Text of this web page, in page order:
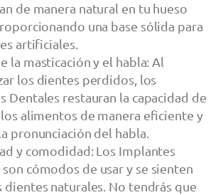
de manera natural en tu hueso
una base sólida para
artificiales.
la masticación y el habla: Al
los dientes perdidos, los
Dentales restauran la capacidad de
alimentos de manera eficiente y
pronunciación del habla.
y comodidad: Los Implantes
cómodos de usar y se sienten
dientes naturales. No tendrás que